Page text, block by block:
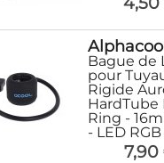
Bague de
pour
Rigide
HardTube
Ring -
- LED RGB